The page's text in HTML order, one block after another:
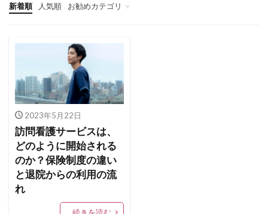
新着順 人気順 お勧めカテゴリ
看護師独立インタビュー
看護師の独立起業
訪問看護師のマネジメント
訪問看護師の採用
訪問看護とナーシングホーム
2023年5月22日
訪問看護サービスは、
どのように開始される
のか？保険制度の違い
と退院からの利用の流
れ
続きを読む